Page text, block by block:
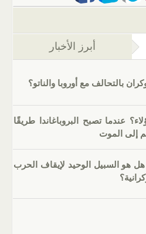
التبويب النشطة)
أبرز الأخبار
بالتحالف مع أوروبا والناتو؟
عندما تصبح البروباغاندا طريقًا
إلى الموت
هو السبيل الوحيد لإيقاف الحرب